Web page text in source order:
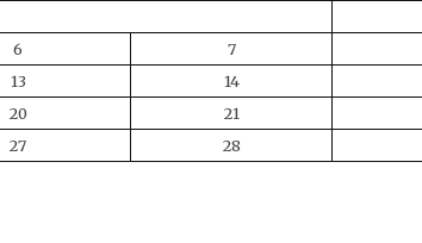
6
7
13
14
20
21
27
28